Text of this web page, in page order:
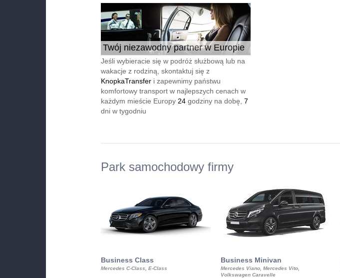
Twój niezawodny partner w Europie
24/7
Jeśli wybieracie się w podróż służbową lub na
wakacje z rodziną, skontaktuj się z
KnopkaTransfer i zapewnimy państwu
komfortowy transport w najlepszych cenach w
każdym mieście Europy 24 godziny na dobę, 7
dni w tygodniu
Park samochodowy firmy
Business Class
Mercedes C-Class, E-Class
Business Minivan
Mercedes Viano, Mercedes Vito,
Volkswagen Caravelle